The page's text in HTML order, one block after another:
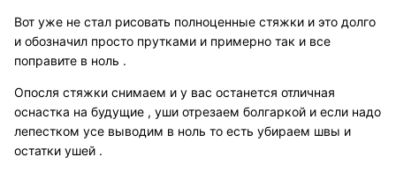
Вот уже не стал рисовать полноценные стяжки и это долго
и обозначил просто прутками и примерно так и все
поправите в ноль .
Опосля стяжки снимаем и у вас останется отличная
оснастка на будущие , уши отрезаем болгаркой и если надо
лепестком усе выводим в ноль то есть убираем швы и
остатки ушей .